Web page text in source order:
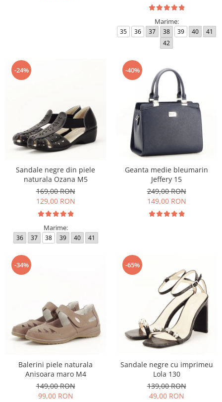
Marime:
35 36 37 38 39 40
41
42
-24%
Sandale negre din piele
naturala Ozana M5
169,00 RON
129,00 RON
Marime:
36 37 38 39 40 41
-40%
Geanta medie bleumarin
Jeffery 15
249,00 RON
149,00 RON
-34%
Balerini piele naturala
Anisoara maro M4
149,00 RON
99,00 RON
-65%
Sandale negre cu imprimeu
Lola 130
139,00 RON
49,00 RON